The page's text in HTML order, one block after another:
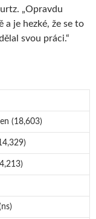
„Opravdu
je hezké, že se to
svou práci.“
(18,603)